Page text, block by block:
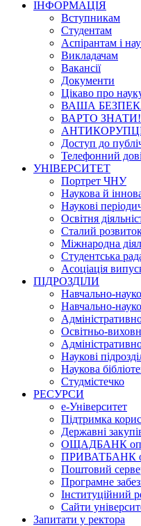
ІНФОРМАЦІЯ
Вступникам
Студентам
Аспірантам і
Викладачам
Вакансії
Документи
Цікаво про
ВАША
ВАРТО ЗНАТИ!
Доступ до
Телефонний
УНІВЕРСИТЕТ
Портрет ЧНУ
Наукова й
Наукові
Освітня
Сталий
Міжнародна
Студентська
Асоціація
ПІДРОЗДІЛИ
Навчально-
Навчально-
Освітньо-
Наукові
Наукова
Студмістечко
РЕСУРСИ
е-Університет
Підтримка
Державні
ОЩАДБАНК
ПРИВАТБАНК
Поштовий
Програмне
Інституційний
Сайти
Запитати у ректора